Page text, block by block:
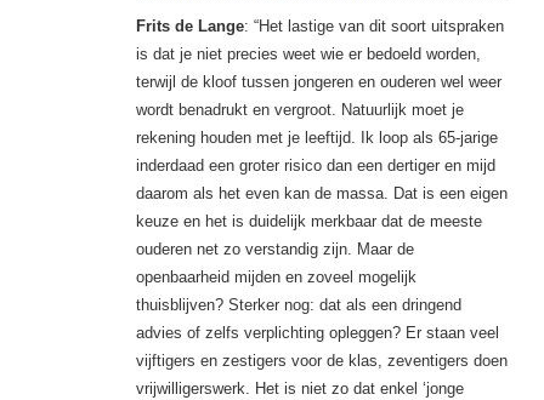
Frits de Lange: “Het lastige van dit soort uitspraken
is dat je niet precies weet wie er bedoeld worden,
terwijl de kloof tussen jongeren en ouderen wel weer
wordt benadrukt en vergroot. Natuurlijk moet je
rekening ­houden met je leeftijd. Ik loop als 65-jarige
inderdaad een groter risico dan een dertiger en mijd
daarom als het even kan de massa. Dat is een eigen
keuze en het is duidelijk merkbaar dat de meeste
ouderen net zo verstandig zijn. Maar de
openbaarheid mijden en zoveel mogelijk
thuisblijven? Sterker nog: dat als een dringend
advies of zelfs verplichting opleggen? Er staan veel
vijftigers en zestigers voor de klas, zeventigers doen
vrijwilligerswerk. Het is niet zo dat enkel ‘jonge